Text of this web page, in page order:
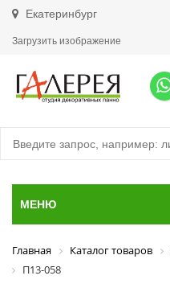
Екатеринбург
Загрузить изображение
МЕНЮ
Главная Каталог товаров
П13-058